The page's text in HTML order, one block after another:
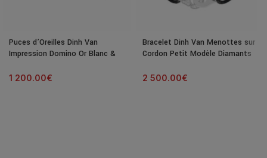
Puces d’Oreilles Dinh Van
Impression Domino Or Blanc &
1 200.00€
Bracelet Dinh Van Menottes sur
Cordon Petit Modèle Diamants
2 500.00€